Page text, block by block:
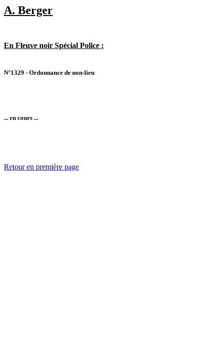
A. Berger
En Fleuve noir Spécial Police :
N°1329 - Ordonnance de non-lieu
... en cours ...
Retour en première page